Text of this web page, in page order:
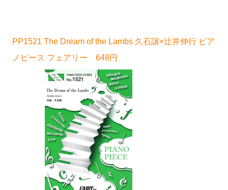
PP1521 The Dream of the Lambs 久石譲×辻井伸行 ピア
ノピース フェアリー 648円